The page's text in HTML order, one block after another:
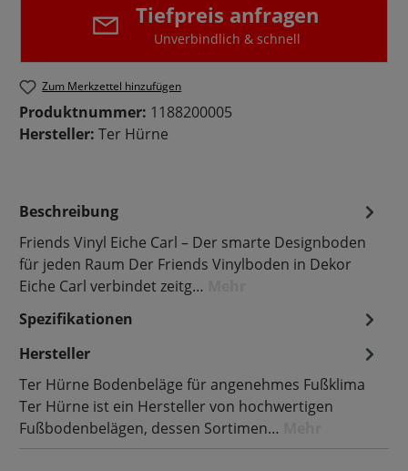
Tiefpreis anfragen
Unverbindlich & schnell
Zum Merkzettel hinzufügen
Produktnummer: 1188200005
Hersteller: Ter Hürne
Beschreibung
Friends Vinyl Eiche Carl – Der smarte Designboden
für jeden Raum Der Friends Vinylboden in Dekor
Eiche Carl verbindet zeitg…
Spezifikationen
Hersteller
Ter Hürne Bodenbeläge für angenehmes Fußklima
Ter Hürne ist ein Hersteller von hochwertigen
Fußbodenbelägen, dessen Sortimen…